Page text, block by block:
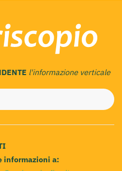
l'informazione verticale
informazioni a: